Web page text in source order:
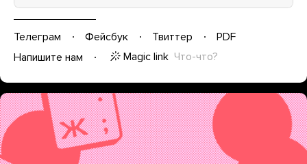
Телеграм Фейсбук Твиттер
PDF
Напишите нам
Magic link Что-что?